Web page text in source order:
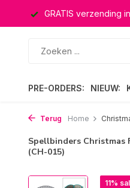
GRATIS verzending
PRE-ORDERS: NIEUW:
Terug Home
Spellbinders Christmas
(CH-015)
11%